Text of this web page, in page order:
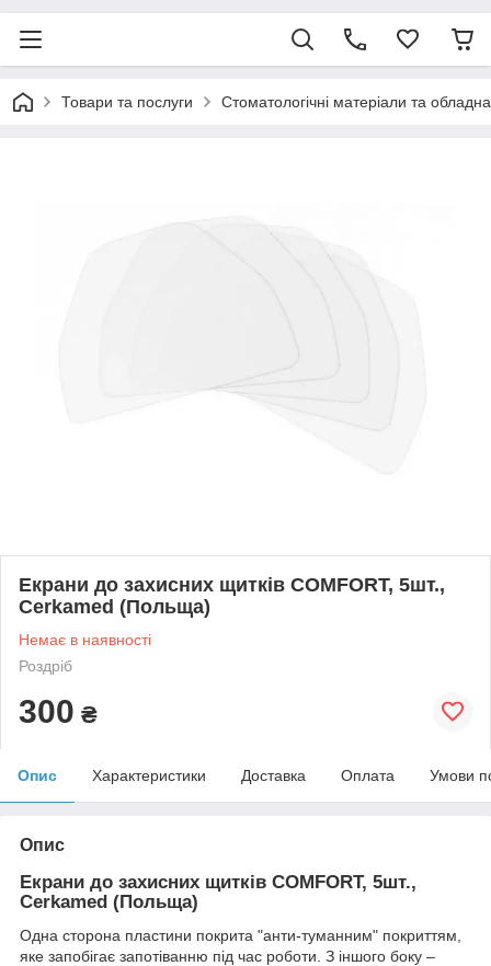
Товари та послуги Стоматологічні матеріали та
Екрани до захисних щитків COMFORT, 5шт.,
Cerkamed (Польща)
Немає в наявності
Роздріб
300 ₴
Опис Характеристики Доставка Оплата Умови
Опис
Екрани до захисних щитків COMFORT, 5шт.,
Cerkamed (Польща)
Одна сторона пластини покрита "анти-туманним" покриттям,
яке запобігає запотіванню під час роботи. З іншого боку –